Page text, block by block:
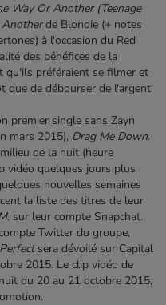
Way Or Another (Teenage
de Blondie (+ notes
à l'occasion du Red
des bénéfices de la
qu'ils préféraient se filmer et
que de débourser de l'argent
premier single sans Zayn
mars 2015), Drag Me Down.
de la nuit (heure
vidéo quelques jours plus
nouvelles semaines
la liste des titres de leur
sur leur compte Snapchat.
Twitter du groupe,
Perfectsera dévoilé sur Capital
2015. Le clip vidéo de
du 20 au 21 octobre 2015,